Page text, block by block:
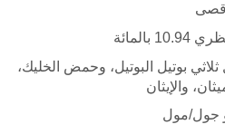
بوتيل البوتيل، وحمض الخليك،
والإيثان